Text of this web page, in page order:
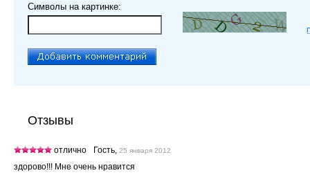
Символы на картинке:
Отзывы
отлично Гость, 25 января 2012
здорово!!! Мне очень нравится